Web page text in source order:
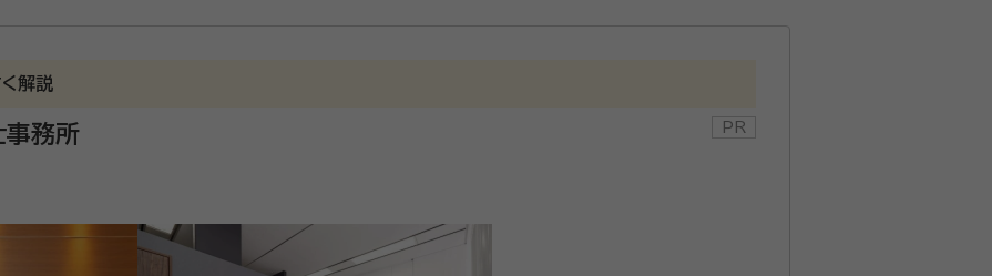
解説
事務所